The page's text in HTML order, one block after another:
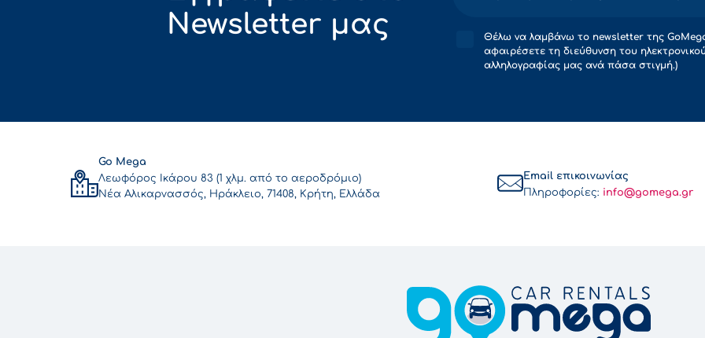
Newsletter μας
Θέλω να λαμβάνω το newsletter της
αφαιρέσετε τη διεύθυνση του
αλληλογραφίας μας ανά πάσα στιγμή.)
Go Mega
Λεωφόρος Ικάρου 83 (1 χλμ. από το αεροδρόμιο)
Νέα Αλικαρνασσός, Ηράκλειο, 71408, Κρήτη, Ελλάδα
Email επικοινωνίας
Πληροφορίες: info@gomega.gr